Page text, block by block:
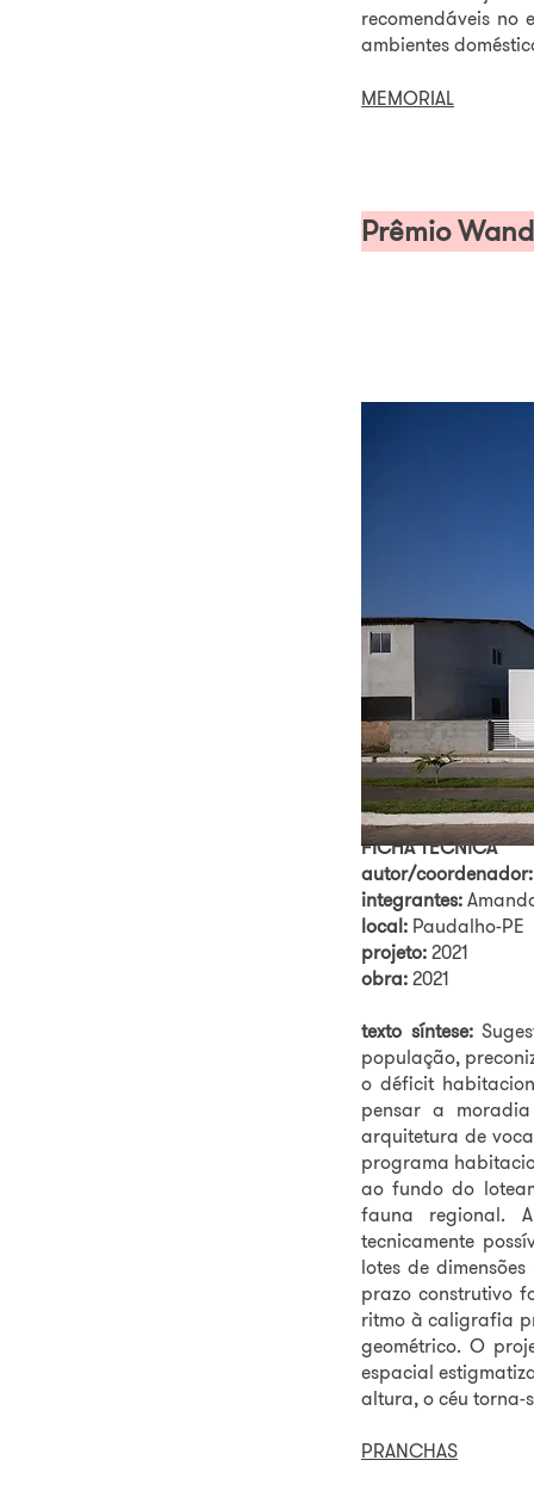
recomendáveis no
ambientes
MEMORIAL
Prêmio
Casas Populares
FICHA TÉCNICA
autor/coordenador:
integrantes:
local: Paudalho-PE
projeto:2021
obra:2021
texto síntese:
população,
o déficit
pensar a
arquitetura de
programa
ao fundo do
fauna regional.
tecnicamente
lotes de
prazo construtivo
ritmo à caligrafia
geométrico. O
espacial
altura, o céu torna-
PRANCHAS